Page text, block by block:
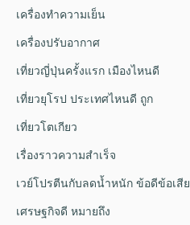
เครื่องทำความเย็น
เครื่องปรับอากาศ
เที่ยวญี่ปุ่นครั้งแรก เมืองไหนดี
เที่ยวยุโรป ประเทศไหนดี ถูก
เที่ยวโตเกียว
เรื่องราวความสำเร็จ
เวย์โปรตีนกับลดน้ำหนัก ข้อดีข้อเสีย
เศรษฐกิจดี หมายถึง